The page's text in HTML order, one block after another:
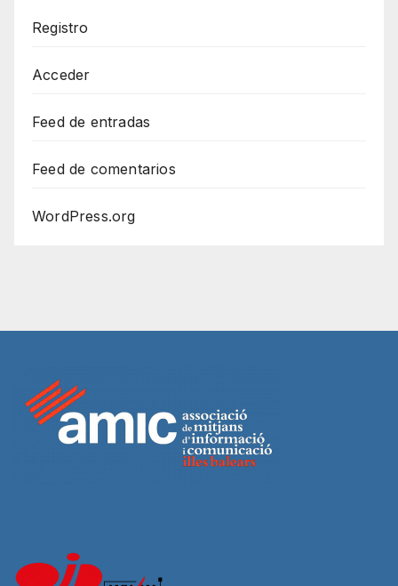
Registro
Acceder
Feed de entradas
Feed de comentarios
WordPress.org